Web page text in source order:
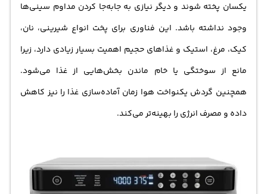
یکسان پخته شوند و دیگر نیازی به جابه‌جا کردن مداوم سینی‌ها
وجود نداشته باشد. این فناوری برای پخت انواع شیرینی، نان،
کیک، مرغ، استیک و غذاهای حجیم اهمیت بسیار زیادی دارد، زیرا
مانع از سوختگی یا خام ماندن بخش‌هایی از غذا می‌شود.
همچنین گردش یکنواخت هوا زمان آماده‌سازی غذا را نیز کاهش
داده و مصرف انرژی را بهینه‌تر می‌کند.